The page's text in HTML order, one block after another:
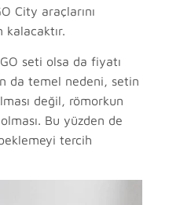
City araçlarını
seti olsa da fiyatı
da temel nedeni, setin
değil, römorkun
Bu yüzden de
tercih